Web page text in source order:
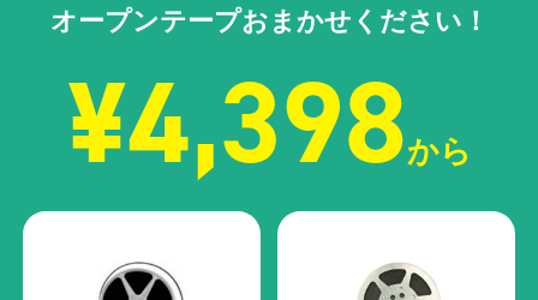
オープンテープおまかせください！
¥4,398から